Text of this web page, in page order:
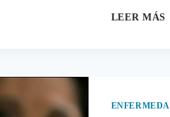
LEER MÁS